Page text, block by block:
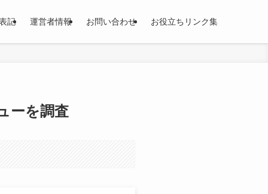
記 運営者情報 お問い合わせ お役立ちリンク集
ーを調査